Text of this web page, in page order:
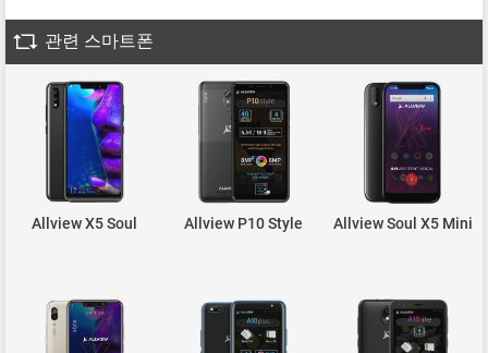
관련 스마트폰
Allview X5 Soul Allview P10 Style Allview Soul X5 Mini